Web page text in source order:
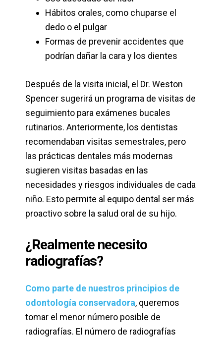
Hábitos orales, como chuparse el
dedo o el pulgar
Formas de prevenir accidentes que
podrían dañar la cara y los dientes
Después de la visita inicial, el Dr. Weston
Spencer sugerirá un programa de visitas de
seguimiento para exámenes bucales
rutinarios. Anteriormente, los dentistas
recomendaban visitas semestrales, pero
las prácticas dentales más modernas
sugieren visitas basadas en las
necesidades y riesgos individuales de cada
niño. Esto permite al equipo dental ser más
proactivo sobre la salud oral de su hijo.
¿Realmente necesito
radiografías?
Como parte de nuestros principios de
odontología conservadora, queremos
tomar el menor número posible de
radiografías. El número de radiografías